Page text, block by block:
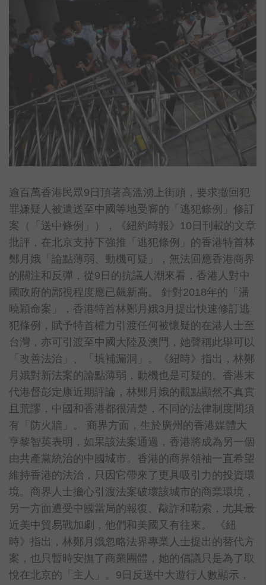
逾百萬香港民眾9日頂著高溫湧上街頭，要求撤回犯
罪嫌疑人被遣送至中國等地受審的「逃犯條例」修訂
案（「送中條例」），《紐約時報》10日刊載的文章
批評，在北京支持下強推「逃犯條例」的香港特首林
鄭月娥「論點薄弱、動機可疑」，無法回應香港商界
的關注和反彈，從9日的抗議人潮來看，香港人對中
國政府的鄙視程度應已飆新高。 針對2018年的「潘
曉穎命案」，香港特首林鄭月娥3月提出快速修訂逃
犯條例，賦予特首權力引渡任何被懷疑的在港人士至
台灣，亦可引渡至中國大陸及澳門，她聲稱此舉可以
「改善法治」、「填補漏洞」。《紐時》指出，林鄭
月娥對新法案的論點薄弱，動機也是可疑的。香港末
代港督彭定康近期評論，林鄭月娥的觀點顯然不真實
且荒謬，中國和香港都很清楚，不同的法律制度間須
有「防火牆」。 商界方面，生於廣州的香港媒體大
亨黎智英表明，如果該法案通過，香港將成為另一個
由共產黨統治的中國城市。香港的商界領袖一直希望
維持香港的法治，只因它帶來了更具吸引力的投資環
境。商界人士擔心引渡法案破壞該城市的商業環境，
另一方面遭受中國當局的報復、敲詐和勒索，尤其最
近美中貿易戰加劇，他們和美國又有往來。 《紐
時》指出，林鄭月娥忽略法界專業人士提出的替代方
案，也只暫時安撫了商業團體，她的倡議只是為了取
悅在北京的「主人」。9日反送中大遊行人數顯示，